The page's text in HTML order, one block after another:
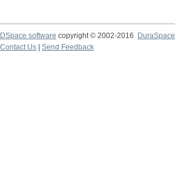
DSpace software copyright © 2002-2016
DuraSpace
Contact Us
Send Feedback